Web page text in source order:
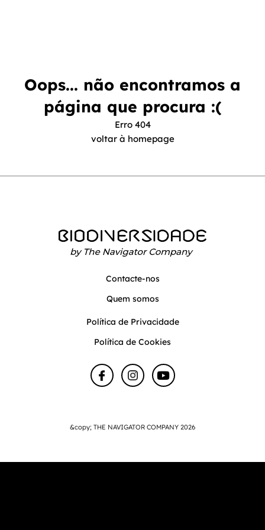
Oops... não encontramos a
página que procura :(
Erro 404
voltar à homepage
Contacte-nos
Quem somos
Política de Privacidade
Política de Cookies
&copy; THE NAVIGATOR COMPANY 2026